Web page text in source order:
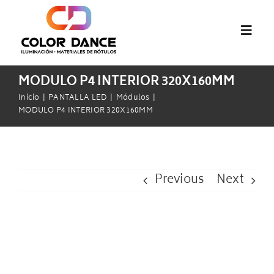
contenido
Inicio
MODULO P4 INTERIOR 320X160MM
Inicio PANTALLA LED
Módulos
MODULO P4 INTERIOR 320X160MM
Previous Next